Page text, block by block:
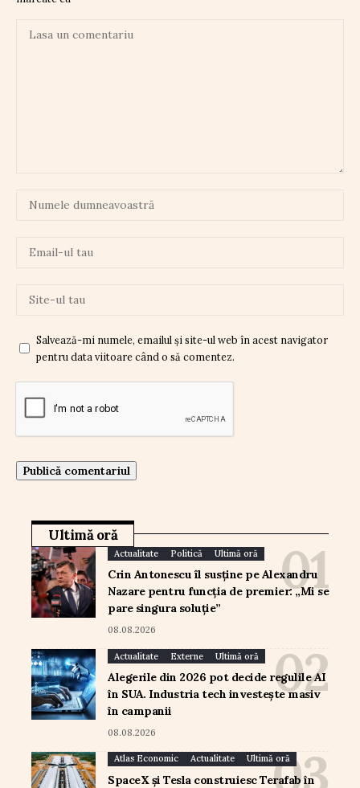
Salvează-mi numele, emailul și site-ul web în acest navigator
pentru data viitoare când o să comentez.
Ultimă oră
Actualitate Politică Ultimă oră
Crin Antonescu îl susține pe Alexandru
Nazare pentru funcția de premier: „Mi se
pare singura soluție”
08.08.2026
Actualitate Externe Ultimă oră
Alegerile din 2026 pot decide regulile AI
în SUA. Industria tech investește masiv
în campanii
08.08.2026
Atlas Economic Actualitate Ultimă oră
SpaceX și Tesla construiesc Terafab în